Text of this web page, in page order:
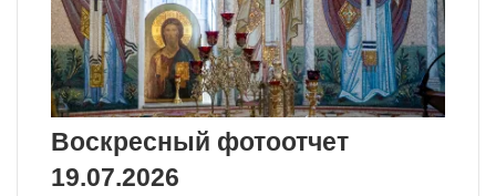
Воскресный фотоотчет
19.07.2026